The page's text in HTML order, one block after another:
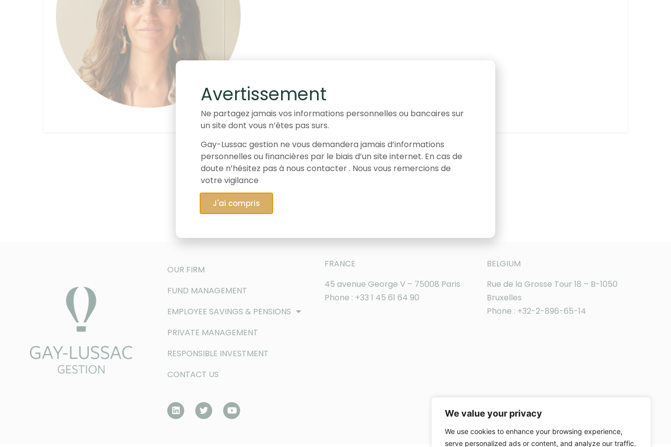
We value your privacy
We use cookies to enhance your browsing experience,
serve personalized ads or content, and analyze our traffic.
OUR FIRM
FUND MANAGEMENT
EMPLOYEE SAVINGS & PENSIONS
PRIVATE MANAGEMENT
RESPONSIBLE INVESTMENT
CONTACT US
FRANCE
45 avenue George V – 75008 Paris
Phone : +33 1 45 61 64 90
BELGIUM
Rue de la Grosse Tour 18 – B-1050
Bruxelles
Phone : +32-2-896-65-14
Avertissement
Ne partagez jamais vos informations personnelles ou bancaires sur
un site dont vous n’êtes pas surs.
Gay-Lussac gestion ne vous demandera jamais d’informations
personnelles ou financières par le biais d’un site internet. En cas de
doute n’hésitez pas à nous contacter . Nous vous remercions de
votre vigilance
J'ai compris